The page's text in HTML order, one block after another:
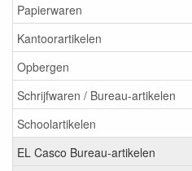
Papierwaren
Kantoorartikelen
Opbergen
Schrijfwaren / Bureau-artikelen
Schoolartikelen
EL Casco Bureau-artikelen